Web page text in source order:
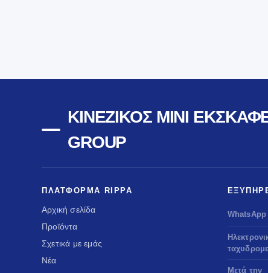
ΚΙΝΈΖΙΚΟΣ ΜΊΝΙ
GROUP
ΠΛΑΤΦΌΡΜΑ RIPPA
Αρχική σελίδα
Προϊόντα
Σχετικά με εμάς
Νέα
WhatsApp
Μετά την